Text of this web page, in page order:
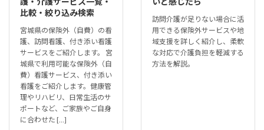
比較・絞り込み検索
宮城県の保険外（自費）の看
護、訪問看護、付き添い看護
サービスをご紹介します。 宮
城県で利用可能な保険外（自
費）看護サービス、付き添い
看護をご紹介します。健康管
理やリハビリ、日常生活のサ
ポートなど、ご家族やご自身
に合わせた […]
訪問介護が足りない場合に活
用できる保険外サービスや地
域支援を詳しく紹介し、柔軟
な対応で介護負担を軽減する
方法を解説。